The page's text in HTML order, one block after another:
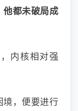
他都未破局成
内核相对强
境，便要进行